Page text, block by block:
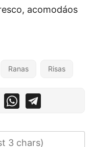
acomodáos
Ranas Risas